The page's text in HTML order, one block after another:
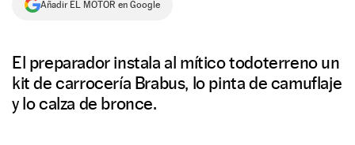
SÍGUENOS
Añadir EL MOTOR en Google
El preparador instala al mítico todoterreno un
kit de carrocería Brabus, lo pinta de camuflaje
y lo calza de bronce.